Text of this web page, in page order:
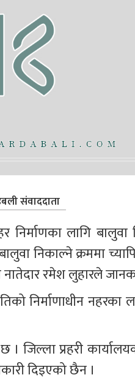
संवाददाता
निर्माणका लागि
निकाल्ने क्रममा
रमेश लुहारले
निर्माणाधीन नहरका
जिल्ला प्रहरी
दिइएको छैन ।